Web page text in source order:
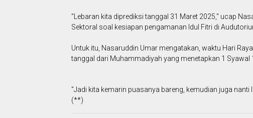
"Lebaran kita diprediksi tanggal 31 Maret 2025," ucap
Sektoral soal kesiapan pengamanan Idul Fitri di
Untuk itu, Nasaruddin Umar mengatakan, waktu Hari
tanggal dari Muhammadiyah yang menetapkan 1 Syawal
"Jadi kita kemarin puasanya bareng, kemudian juga
(**)